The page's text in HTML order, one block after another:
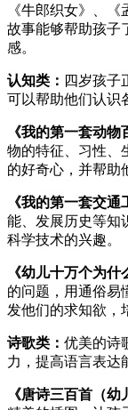
《牛郎织女》、
故事能够帮助孩子
感。
认知类： 四岁孩子
可以帮助他们认识
《我的第一套动物
物的特征、习性、
的好奇心，并帮助
《我的第一套交通
能、发展历史等知
科学技术的兴趣。
《幼儿十万个为什
的问题，用通俗易
发他们的求知欲，
诗歌类： 优美的诗
力，提高语言表达
《唐诗三百首（幼